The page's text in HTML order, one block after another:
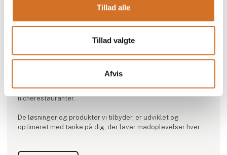
Tillad alle
Tillad valgte
Afvis
Orkla Foods Danmark
VI DESIGNTÆNKER FREMTIDENS LØSNINGER
Når vi siger, at vi anvender designtænkning i vores
madverden, betyder det, at vi bruger noter fra
designverdenen sammen med inspiration fra subkulturer,
forskere, bagere, kokke, mikrobagerier og små
nicherestauranter.
De løsninger og produkter vi tilbyder, er udviklet og
optimeret med tanke på dig, der laver madoplevelser hver